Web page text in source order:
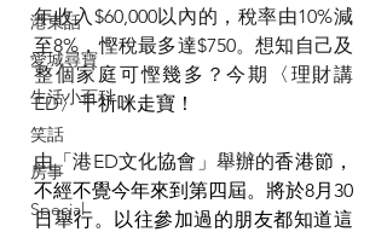
港東話
愛城尋寶
生活小百科
笑話
房事
Special
年收入$60,000以內的，稅率由10%減
至8%，慳稅最多達$750。想知自己及
整個家庭可慳幾多？今期
〈 理財講
ED〉千祈咪走寶！
由「港ED文化協會」舉辦的香港節，
不經不覺今年來到第四屆。將於8月30
日舉行。以往參加過的朋友都知道這